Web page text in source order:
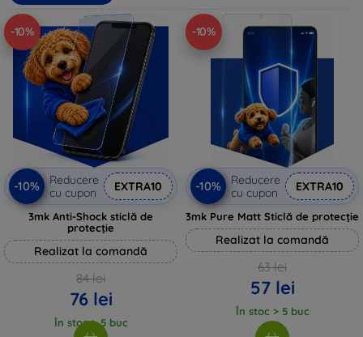
-10%
-10%
Reducere
cu cupon
EXTRA10
3mk Anti-Shock sticlă de
protecție
Realizat la comandă
84 lei
76 lei
În stoc > 5 buc
-10%
-10%
Reducere
cu cupon
EXTRA10
3mk Pure Matt Sticlă de protecție
Realizat la comandă
63 lei
57 lei
În stoc > 5 buc